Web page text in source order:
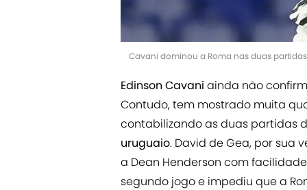
Cavani dominou a Roma nas duas
Edinson Cavani ainda não
Contudo, tem mostrado muita
contabilizando as duas partidas
uruguaio. David de Gea, por sua
a Dean Henderson com
segundo jogo e impediu que a